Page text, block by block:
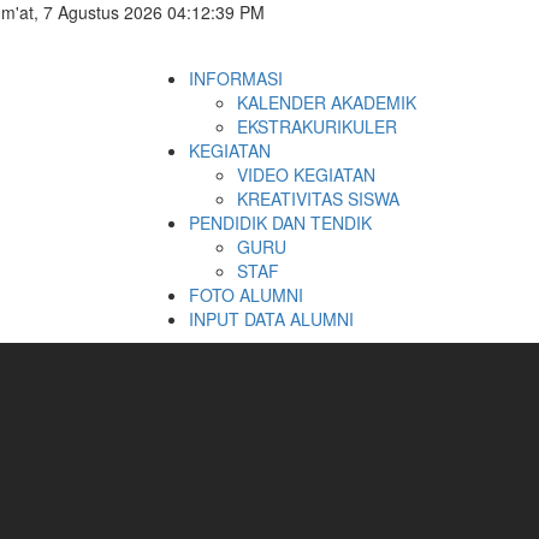
7 Agustus 2026 04:12:40 PM
INFORMASI
KALENDER AKADEMIK
EKSTRAKURIKULER
KEGIATAN
VIDEO KEGIATAN
KREATIVITAS SISWA
PENDIDIK DAN TENDIK
GURU
STAF
FOTO ALUMNI
INPUT DATA ALUMNI